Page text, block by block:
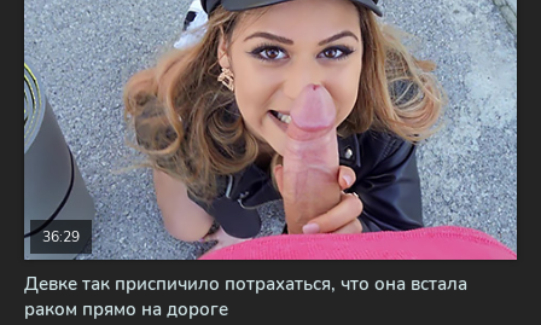
Девке так приспичило потрахаться, что она встала
раком прямо на дороге
36:29